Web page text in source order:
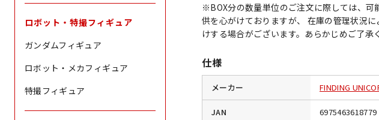
ロボット・特撮フィギュア
ガンダムフィギュア
ロボット・メカフィギュア
特撮フィギュア
※BOX分の数量単位のご注文に際しては、可
供を心がけておりますが、 在庫の管理状況
けする場合がございます。あらかじめご了承
仕様
メーカー FINDING
JAN 6975463618779